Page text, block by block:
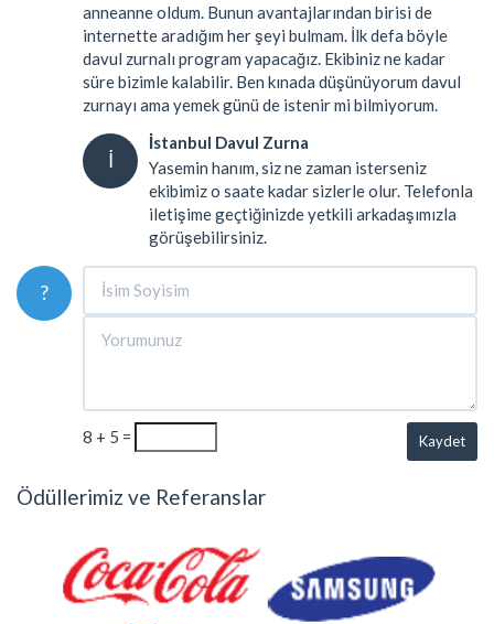
anneanne oldum. Bunun avantajlarından birisi de
internette aradığım her şeyi bulmam. İlk defa böyle
davul zurnalı program yapacağız. Ekibiniz ne kadar
süre bizimle kalabilir. Ben kınada düşünüyorum davul
zurnayı ama yemek günü de istenir mi bilmiyorum.
İ
İstanbul Davul Zurna
Yasemin hanım, siz ne zaman isterseniz
ekibimiz o saate kadar sizlerle olur. Telefonla
iletişime geçtiğinizde yetkili arkadaşımızla
görüşebilirsiniz.
?
8 + 5 = Kaydet
Ödüllerimiz ve Referanslar